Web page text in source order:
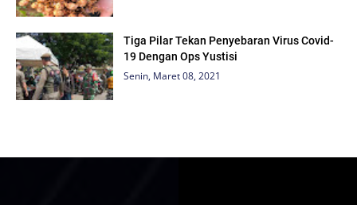
Tiga Pilar Tekan Penyebaran Virus Covid-
19 Dengan Ops Yustisi
Senin, Maret 08, 2021